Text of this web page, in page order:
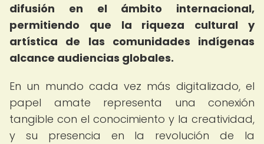
difusión en el ámbito internacional,
permitiendo que la riqueza cultural y
artística de las comunidades indígenas
alcance audiencias globales.
En un mundo cada vez más digitalizado, el
papel amate representa una conexión
tangible con el conocimiento y la creatividad,
y su presencia en la revolución de la